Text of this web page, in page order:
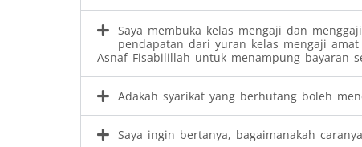
Saya membuka kelas mengaji dan
pendapatan dari yuran kelas mengaji
Asnaf Fisabilillah untuk menampung bayaran
Adakah syarikat yang berhutang boleh
Saya ingin bertanya, bagaimanakah